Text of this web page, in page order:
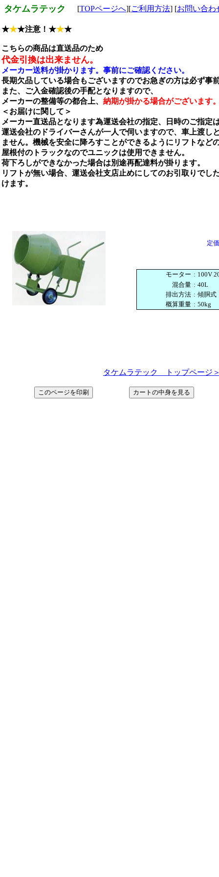
定
モーター : 100V
混合量 : 40L
排出方法 : 傾胴式
概算重量 : 50kg
★★★注意！★★★
こちらの商品は直送品のため
代金引換は出来ません。
メーカー送料が掛かります。事前にご確認ください。
長期欠品している場合もございますのでお急ぎの方は必ず事
また、ご入金確認後の手配となりますので、
メーカーの整備等の都合上、 納期が掛かる場合がございます
＜お届けに関して＞
メーカー直送品となります為運送会社の指定、日時のご指定
運送会社のドライバーさんが一人で伺いますので、車上渡し
ません。機械を安全に降ろすことができるようにリフトなど
屋根付のトラックなのでユニックは使用できません。
荷下ろしができなかった場合は別途再配達料が掛ります。
リフトが無い場合、運送会社支店止めにしてのお引取りでし
けます。
タケムラテック トップページ
タケムラテック [TOPページへ][ご利用方法] [お問い合わ